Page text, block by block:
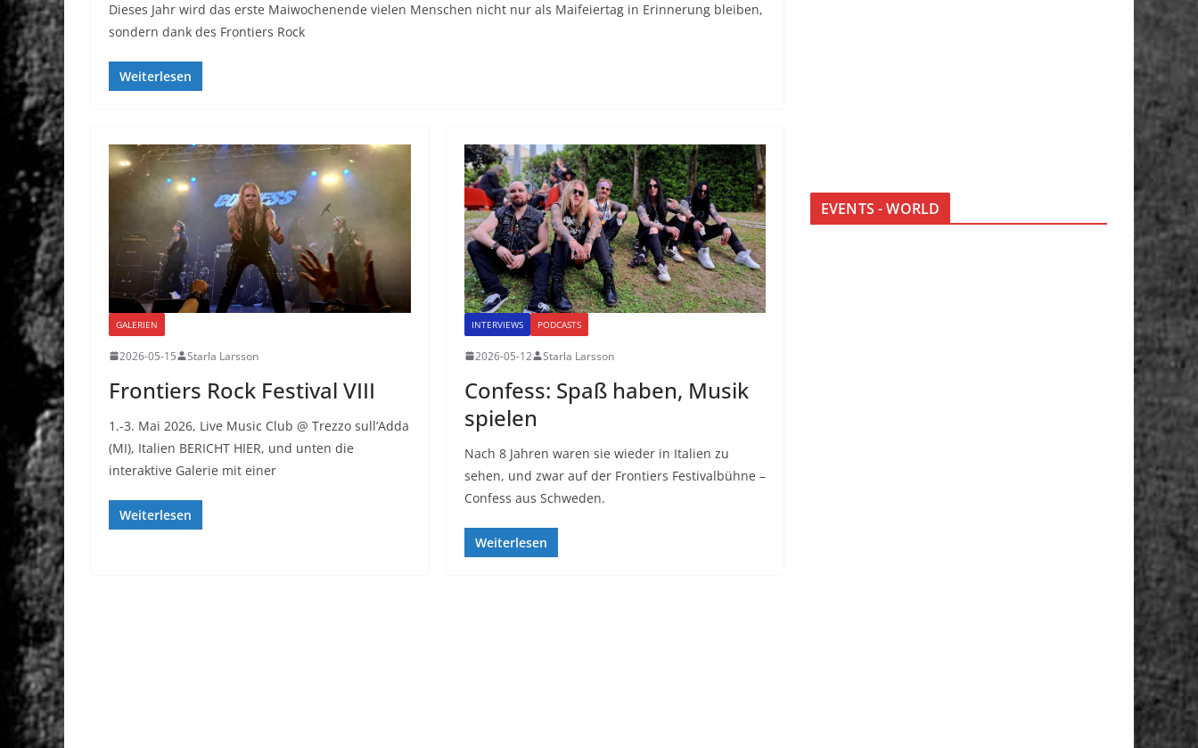
Dieses Jahr wird das erste Maiwochenende vielen Menschen nicht nur als Maifeiertag in Erinnerung bleiben,
sondern dank des Frontiers Rock
Weiterlesen
GALERIEN
2026-05-15 Starla Larsson
Frontiers Rock Festival VIII
1.-3. Mai 2026, Live Music Club @ Trezzo sull’Adda
(MI), Italien BERICHT HIER, und unten die
interaktive Galerie mit einer
Weiterlesen
INTERVIEWS PODCASTS
2026-05-12 Starla Larsson
Confess: Spaß haben, Musik
spielen
Nach 8 Jahren waren sie wieder in Italien zu
sehen, und zwar auf der Frontiers Festivalbühne –
Confess aus Schweden.
Weiterlesen
EVENTS - WORLD